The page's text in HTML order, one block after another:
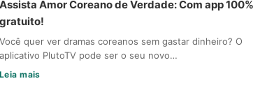
Assista Amor Coreano de Verdade: Com app 100%
gratuito!
Você quer ver dramas coreanos sem gastar dinheiro? O
aplicativo PlutoTV pode ser o seu novo…
Leia mais